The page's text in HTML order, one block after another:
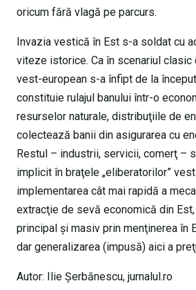
oricum fără vlagă pe parcurs.
Invazia vestică în Est s-a soldat cu
viteze istorice. Ca în scenariul
vest-european s-a înfipt de la
constituie rulajul banului într-o
resurselor naturale, distribuţiile de
colectează banii din asigurarea cu
Restul – industrii, servicii, comerţ –
implicit în braţele „eliberatorilor”
implementarea cât mai rapidă a
extracţie de sevă economică din
principal şi masiv prin menţinerea în
dar generalizarea (impusă) aici a
Autor: Ilie Şerbănescu, jurnalul.ro